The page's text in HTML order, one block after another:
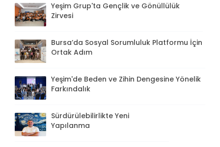
Yeşim Grup'ta Gençlik ve Gönüllülük
Zirvesi
Bursa’da Sosyal Sorumluluk Platformu İçin
Ortak Adım
Yeşim'de Beden ve Zihin Dengesine Yönelik
Farkındalık
Sürdürülebilirlikte Yeni
Yapılanma